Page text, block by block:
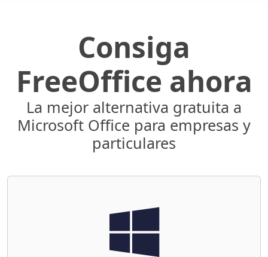
Consiga
FreeOffice ahora
La mejor alternativa gratuita a
Microsoft Office para empresas y
particulares